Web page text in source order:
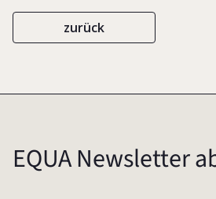
zurück
EQUA Newsletter